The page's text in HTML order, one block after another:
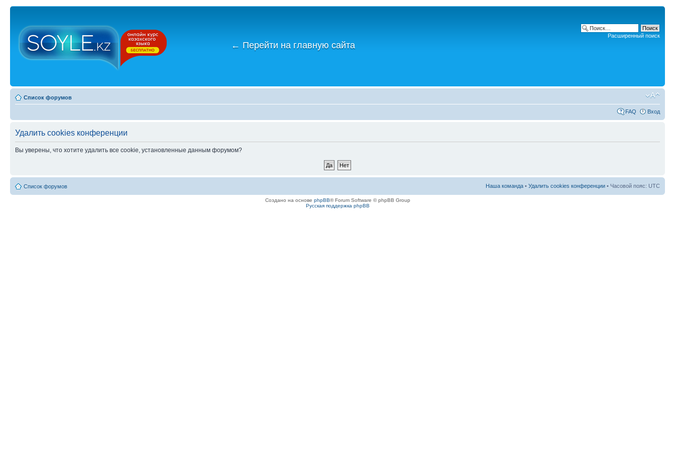
← Перейти на главную сайта
Расширенный поиск
Список форумов
FAQ Вход
Удалить cookies конференции
Вы уверены, что хотите удалить все cookie, установленные данным форумом?
Список форумов Наша команда • Удалить cookies конференции • Часовой пояс: UTC
Создано на основе phpBB® Forum Software © phpBB Group
Русская поддержка phpBB